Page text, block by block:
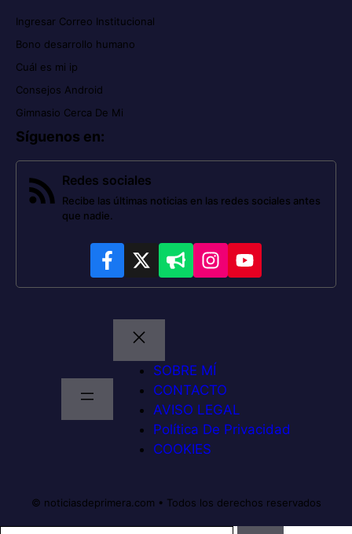
Ingresar Correo Institucional
Bono desarrollo humano
Cuál es mi ip
Consejos Android
Gimnasio Cerca De Mi
Síguenos en:
Redes sociales
Recibe las últimas noticias en las redes sociales antes
que nadie.
SOBRE MÍ
CONTACTO
AVISO LEGAL
Política De Privacidad
COOKIES
© noticiasdeprimera.com • Todos los derechos reservados